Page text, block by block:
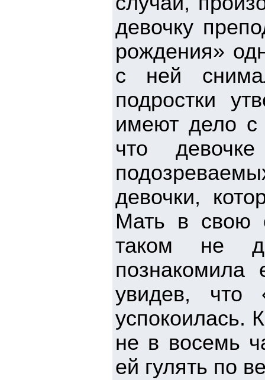
девочку
рождения»
с ней
подростки
имеют дело
что
девочки,
Мать в свою
таком не
увидев,
успокоилась.
не в восемь
ей гулять по